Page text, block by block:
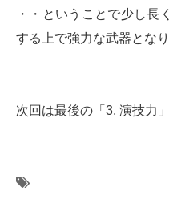
・・ということで少し長
する上で強力な武器となり
次回は最後の「3. 演技力